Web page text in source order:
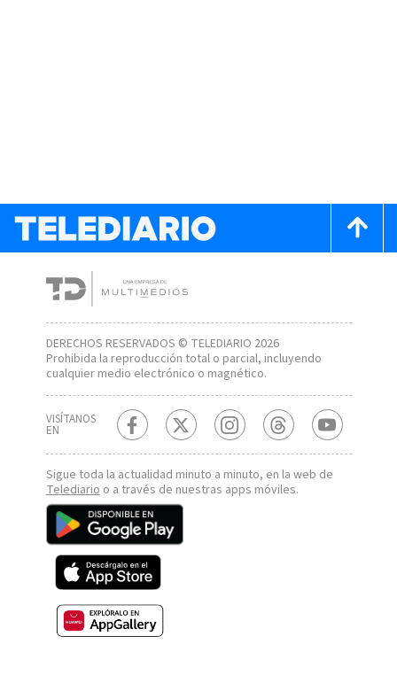
DERECHOS RESERVADOS © TELEDIARIO 2026
Prohibida la reproducción total o parcial, incluyendo
cualquier medio electrónico o magnético.
VISÍTANOS
EN
Sigue toda la actualidad minuto a minuto, en la web de
Telediarioo a través de nuestras apps móviles.